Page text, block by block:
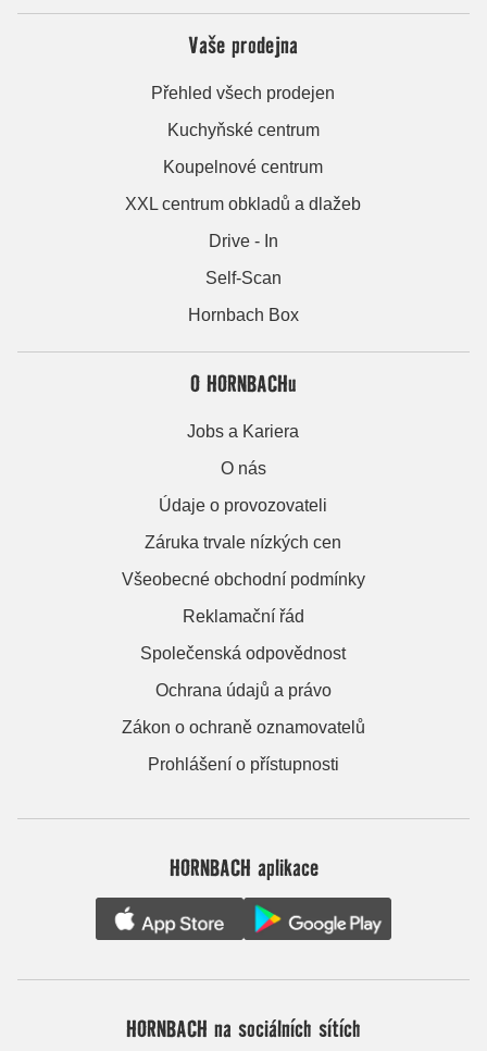
Vaše prodejna
Přehled všech prodejen
Kuchyňské centrum
Koupelnové centrum
XXL centrum obkladů a dlažeb
Drive - In
Self-Scan
Hornbach Box
O HORNBACHu
Jobs a Kariera
O nás
Údaje o provozovateli
Záruka trvale nízkých cen
Všeobecné obchodní podmínky
Reklamační řád
Společenská odpovědnost
Ochrana údajů a právo
Zákon o ochraně oznamovatelů
Prohlášení o přístupnosti
HORNBACH aplikace
HORNBACH na sociálních sítích